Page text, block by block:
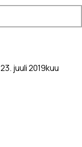
23. juuli 2019kuu